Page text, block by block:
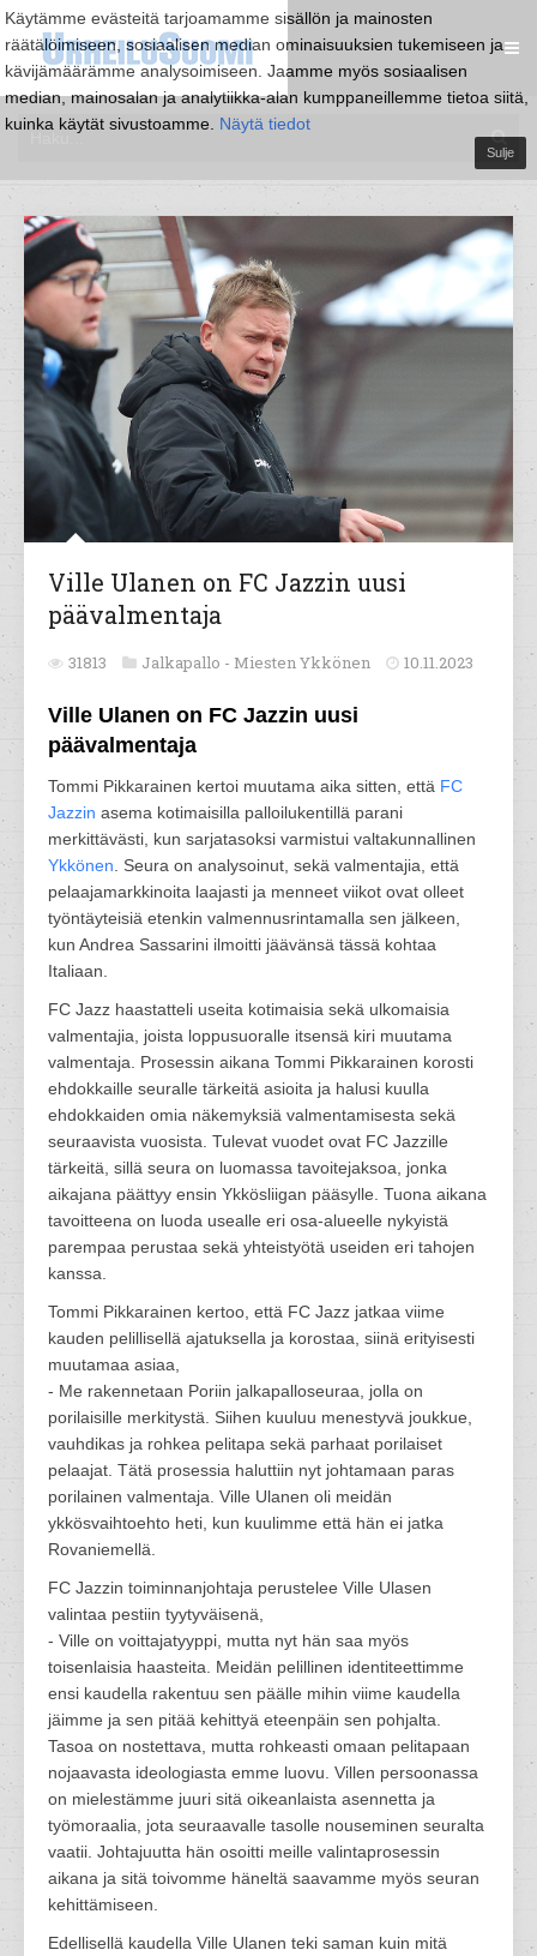
Käytämme evästeitä tarjoamamme sisällön ja mainosten
räätälöimiseen, sosiaalisen median ominaisuuksien tukemiseen ja
kävijämäärämme analysoimiseen. Jaamme myös sosiaalisen
median, mainosalan ja analytiikka-alan kumppaneillemme tietoa siitä,
kuinka käytät sivustoamme. Näytä tiedot
Sulje
Ville Ulanen on FC Jazzin uusi
päävalmentaja
31813 Jalkapallo - Miesten Ykkönen 10.11.2023
Ville Ulanen on FC Jazzin uusi
päävalmentaja
Tommi Pikkarainen kertoi muutama aika sitten, että FC
Jazzin asema kotimaisilla palloilukentillä parani
merkittävästi, kun sarjatasoksi varmistui valtakunnallinen
Ykkönen . Seura on analysoinut, sekä valmentajia, että
pelaajamarkkinoita laajasti ja menneet viikot ovat olleet
työntäyteisiä etenkin valmennusrintamalla sen jälkeen,
kun Andrea Sassarini ilmoitti jäävänsä tässä kohtaa
Italiaan.
FC Jazz haastatteli useita kotimaisia sekä ulkomaisia
valmentajia, joista loppusuoralle itsensä kiri muutama
valmentaja. Prosessin aikana Tommi Pikkarainen korosti
ehdokkaille seuralle tärkeitä asioita ja halusi kuulla
ehdokkaiden omia näkemyksiä valmentamisesta sekä
seuraavista vuosista. Tulevat vuodet ovat FC Jazzille
tärkeitä, sillä seura on luomassa tavoitejaksoa, jonka
aikajana päättyy ensin Ykkösliigan pääsylle. Tuona aikana
tavoitteena on luoda usealle eri osa-alueelle nykyistä
parempaa perustaa sekä yhteistyötä useiden eri tahojen
kanssa.
Tommi Pikkarainen kertoo, että FC Jazz jatkaa viime
kauden pelillisellä ajatuksella ja korostaa, siinä erityisesti
muutamaa asiaa,
- Me rakennetaan Poriin jalkapalloseuraa, jolla on
porilaisille merkitystä. Siihen kuuluu menestyvä joukkue,
vauhdikas ja rohkea pelitapa sekä parhaat porilaiset
pelaajat. Tätä prosessia haluttiin nyt johtamaan paras
porilainen valmentaja. Ville Ulanen oli meidän
ykkösvaihtoehto heti, kun kuulimme että hän ei jatka
Rovaniemellä.
FC Jazzin toiminnanjohtaja perustelee Ville Ulasen
valintaa pestiin tyytyväisenä,
- Ville on voittajatyyppi, mutta nyt hän saa myös
toisenlaisia haasteita. Meidän pelillinen identiteettimme
ensi kaudella rakentuu sen päälle mihin viime kaudella
jäimme ja sen pitää kehittyä eteenpäin sen pohjalta.
Tasoa on nostettava, mutta rohkeasti omaan pelitapaan
nojaavasta ideologiasta emme luovu. Villen persoonassa
on mielestämme juuri sitä oikeanlaista asennetta ja
työmoraalia, jota seuraavalle tasolle nouseminen seuralta
vaatii. Johtajuutta hän osoitti meille valintaprosessin
aikana ja sitä toivomme häneltä saavamme myös seuran
kehittämiseen.
Edellisellä kaudella Ville Ulanen teki saman kuin mitä